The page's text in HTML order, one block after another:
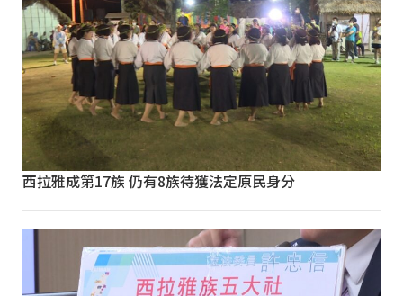
西拉雅成第17族 仍有8族待獲法定原民身分